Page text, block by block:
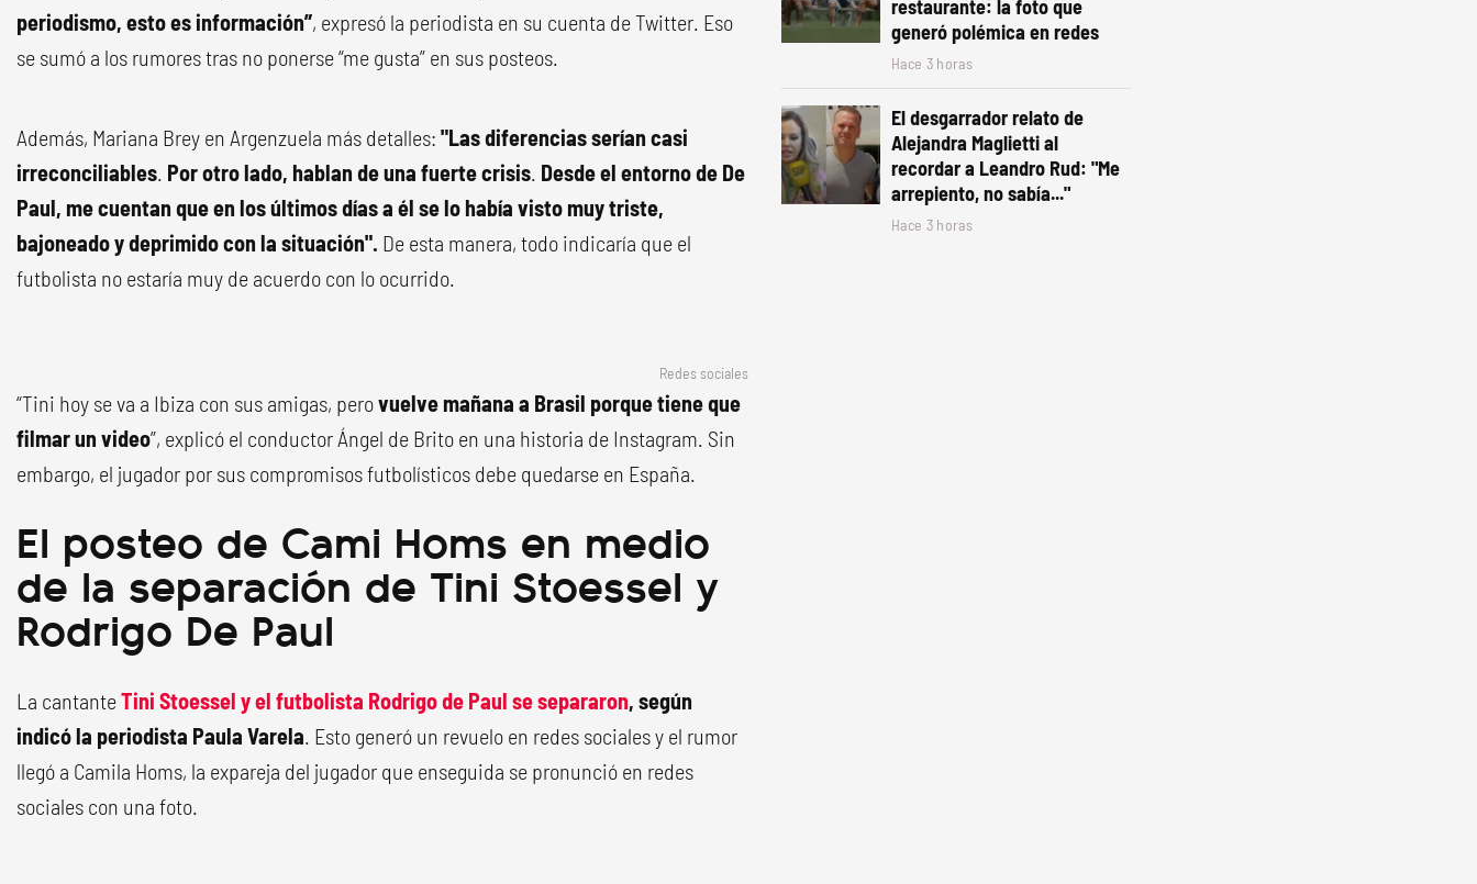
periodismo, esto es información”, expresó la periodista en su cuenta de Twitter. Eso
se sumó a los rumores tras no ponerse “me gusta” en sus posteos.
Además, Mariana Brey en Argenzuela más detalles: "Las diferencias serían casi
irreconciliables. Por otro lado, hablan de una fuerte crisis. Desde el entorno de De
Paul, me cuentan que en los últimos días a él se lo había visto muy triste,
bajoneado y deprimido con la situación". De esta manera, todo indicaría que el
futbolista no estaría muy de acuerdo con lo ocurrido.
Redes sociales
“Tini hoy se va a Ibiza con sus amigas, perovuelve mañana a Brasil porque tiene que
filmar un video”, explicó el conductor Ángel de Brito en una historia de Instagram. Sin
embargo, el jugador por sus compromisos futbolísticos debe quedarse en España.
El posteo de Cami Homs en medio
de la separación de Tini Stoessel y
Rodrigo De Paul
La cantanteTini Stoessel y el futbolista Rodrigo de Paul se separaron, según
indicó la periodista Paula Varela. Esto generó un revuelo en redes sociales y el rumor
llegó a Camila Homs, la expareja del jugador que enseguida se pronunció en redes
sociales con una foto.
restaurante: la foto que
generó polémica en redes
Hace 3 horas
El desgarrador relato de
Alejandra Maglietti al
recordar a Leandro Rud: "Me
arrepiento, no sabía..."
Hace 3 horas